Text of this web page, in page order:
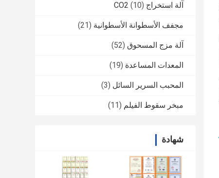
آلة استخراج CO2 (10)
مجفف الأسطوانة الأسطوانية (21)
آلة مزج المسحوق (52)
المعدات المساعدة (19)
المحبب السرير السائل (3)
مبخر سقوط الفيلم (11)
شهادة